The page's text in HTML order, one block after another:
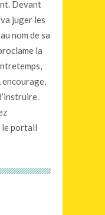
Devant
juger les
nom de sa
la
encourage,
le portail